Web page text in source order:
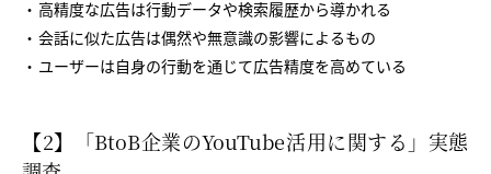
高精度な広告は行動データや検索履歴から導かれる
会話に似た広告は偶然や無意識の影響によるもの
ユーザーは自身の行動を通じて広告精度を高めている
【2】「BtoB企業のYouTube活用に関する」実態